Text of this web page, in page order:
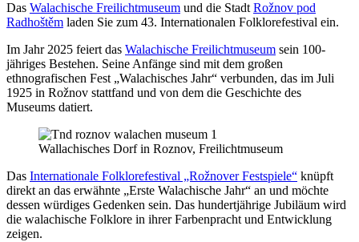
Das Walachische Freilichtmuseum und die StadtRožnov pod
Radhoštěm laden Sie zum 43. Internationalen Folklorefestival ein.
Im Jahr 2025 feiert das Walachische Freilichtmuseum sein 100-
jähriges Bestehen. Seine Anfänge sind mit dem großen
ethnografischen Fest „Walachisches Jahr“ verbunden, das im Juli
1925 in Rožnov stattfand und von dem die Geschichte des
Museums datiert.
Wallachisches Dorf in Roznov, Freilichtmuseum
Das Internationale Folklorefestival „Rožnover Festspiele“ knüpft
direkt an das erwähnte „Erste Walachische Jahr“ an und möchte
dessen würdiges Gedenken sein. Das hundertjährige Jubiläum wird
die walachische Folklore in ihrer Farbenpracht und Entwicklung
zeigen.